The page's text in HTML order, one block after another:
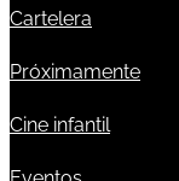
Cartelera
Próximamente
Cine infantil